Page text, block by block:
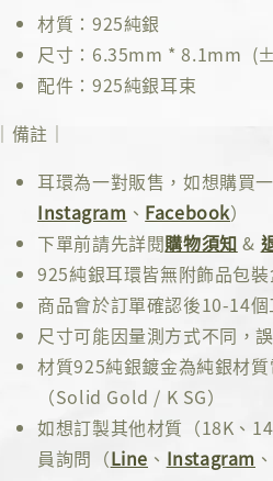
材質：925純銀
尺寸：6.35mm * 8.1mm
配件：925純銀耳束
｜備註｜
耳環為一對販售，如想購買
Instagram 、 Facebook）
下單前請先詳閱購物須知 &
925純銀耳環皆無附飾品包
商品會於訂單確認後10-14
尺寸可能因量測方式不同，
材質925純銀鍍金為純銀材
（Solid Gold / K SG）
如想訂製其他材質（18K、
員詢問（Line 、 Instagram 、